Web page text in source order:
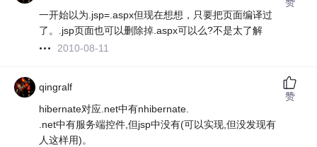
一开始以为.jsp=.aspx但现在想想，只要把页面编译过
了。.jsp页面也可以删除掉.aspx可以么?不是太了解
2010-08-11
qingralf
hibernate对应.net中有nhibernate.
.net中有服务端控件,但jsp中没有(可以实现,但没发现有
人这样用)。
赞